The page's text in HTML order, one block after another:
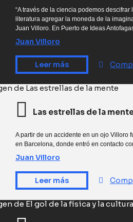
“A través de la ciencia podemos
literatura agregar la moneda de la
Juan Villoro. En Puerto de Ideas
Juan Villoro
Leer más
Las estrellas de la
A partir de un accidente en un ojo Villoro
en Barcelona, donde entró en contacto
Juan Villoro
Leer más